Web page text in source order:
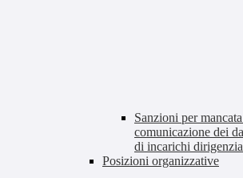
Sanzioni per
comunicazione dei
di incarichi
Posizioni organizzative